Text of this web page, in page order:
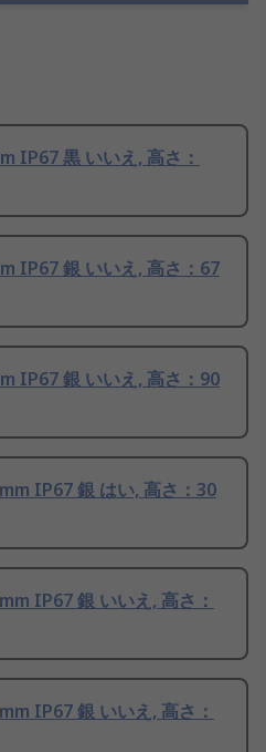
IP67 黒 いいえ, 高さ：
IP67 銀 いいえ, 高さ：67
IP67 銀 いいえ, 高さ：90
IP67 銀 はい, 高さ：30
IP67 銀 いいえ, 高さ：
IP67 銀 いいえ, 高さ：